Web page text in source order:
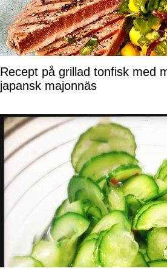
Recept på grillad tonfisk med
japansk majonnäs